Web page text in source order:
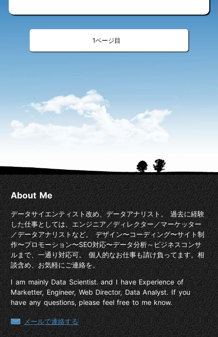
1
About Me
データサイエンティスト改め、データアナリスト。 過去に経験
した仕事としては、エンジニア／ディレクター／マーケッター
／データアナリストなど。 デザイン〜コーディング〜サイト制
作〜プロモーション〜SEO対応〜データ分析～ビジネスコンサ
ルまで、一通り対応可。 個人的なお仕事も請け負ってます。相
談含め、お気軽にご連絡を。
I am mainly Data Scientist. and I have Experience of
Marketter, Engineer, Web Director, Data Analyst. If you
have any questions, please feel free to me know.
メールで連絡する